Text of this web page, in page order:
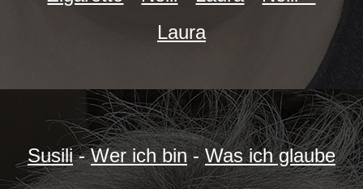
Laura
Susili-Wer ich bin-Was ich glaube